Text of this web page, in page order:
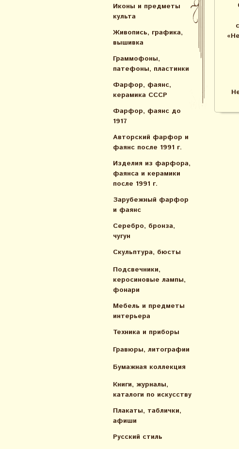
Иконы и предметы
культа
Живопись, графика,
вышивка
Граммофоны,
патефоны, пластинки
Фарфор, фаянс,
керамика СССР
Фарфор, фаянс до
1917
Авторский фарфор и
фаянс после 1991 г.
Изделия из фарфора,
фаянса и керамики
после 1991 г.
Зарубежный фарфор
и фаянс
Серебро, бронза,
чугун
Скульптура, бюсты
Подсвечники,
керосиновые лампы,
фонари
Мебель и предметы
интерьера
Техника и приборы
Гравюры, литографии
Бумажная коллекция
Книги, журналы,
каталоги по искусcтву
Плакаты, таблички,
афиши
Русский стиль